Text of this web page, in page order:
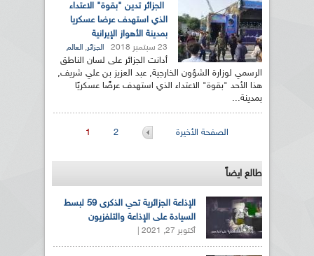
الجزائر تدين "بقوة" الاعتداء
الذي استهدف عرضا عسكريا
بمدينة الأهواز الإيرانية
23 سبتمبر 2018 الجزائر, العالم
أدانت الجزائر على لسان الناطق
الرسمي لوزارة الشؤون الخارجية, عبد العزيز بن علي شريف,
هذا الأحد "بقوة" الاعتداء الذي استهدف عرضًا عسكريًا
بمدينة...
الصفحات 1 2 الصفحة الأخيرة
طالع ايضاً
الإذاعة الجزائرية تحي الذكرى 59 لبسط
السيادة على الإذاعة والتلفزيون
أكتوبر 27, 2021 |